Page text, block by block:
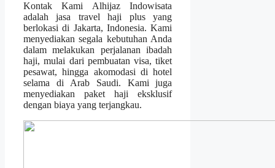
Kontak Kami Alhijaz Indowisata
adalah jasa travel haji plus yang
berlokasi di Jakarta, Indonesia. Kami
menyediakan segala kebutuhan Anda
dalam melakukan perjalanan ibadah
haji, mulai dari pembuatan visa, tiket
pesawat, hingga akomodasi di hotel
selama di Arab Saudi. Kami juga
menyediakan paket haji eksklusif
dengan biaya yang terjangkau.